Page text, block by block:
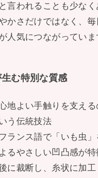
言われることも少な
かさだけではなく、毎
人気につながっていま
む特別な質感
地よい手触りを支え
う伝統技法
ランス語で「いも虫
るやさしい凹凸感が特
に裁断し、糸状に加